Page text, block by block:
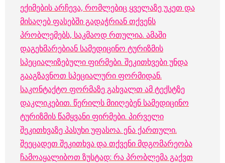
ექიმების არჩევა, რომლებიც ყველაზე უკეთ და
მისაღებ ფასებში გადაჭრიან თქვენს
პრობლემებს, საკმაოდ რთულია. ამაში
დაგეხმარებიან სამედიცინო ტურიზმის
სპეციალიზებული ფირმები. შეკითხვები უნდა
გააგზავნოთ სპეციალური ფორმიდან.
საკონტაქტო ფორმაზე გახვალთ ამ ტექსტზე
დაკლიკებით. წერილს მიიღებენ სამედიცინო
ტურიზმის წამყვანი ფირმები. პირველი
შეკითხვაზე პასუხი უფასოა. ენა ქართული.
შეეცადეთ შეკითხვა და თქვენი მდგომარეობა
ჩამოაყალიბოთ ზუსტად: რა პრობლემა გაქვთ